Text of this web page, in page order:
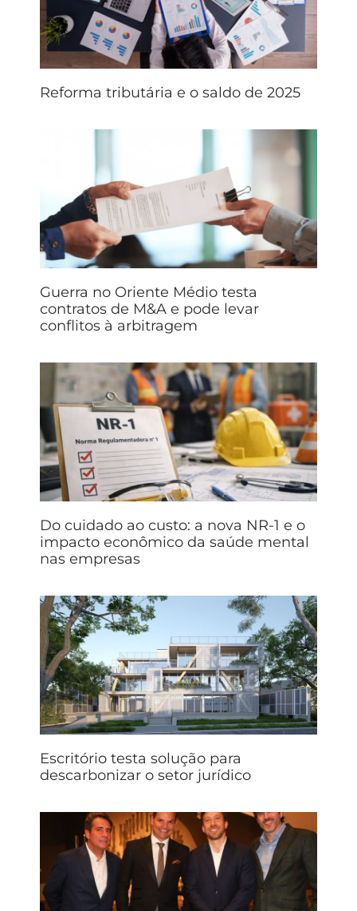
Reforma tributária e o saldo de 2025
Guerra no Oriente Médio testa
contratos de M&A e pode levar
conflitos à arbitragem
Do cuidado ao custo: a nova NR-1 e o
impacto econômico da saúde mental
nas empresas
Escritório testa solução para
descarbonizar o setor jurídico